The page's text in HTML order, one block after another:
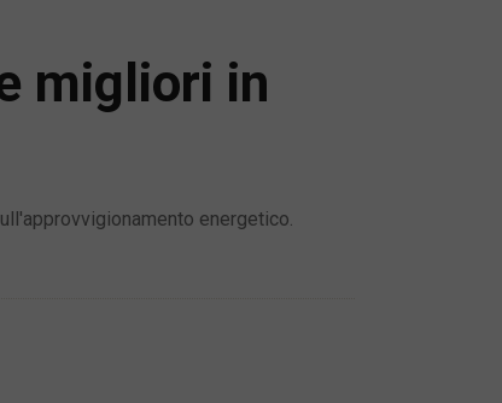
migliori in
energetico.